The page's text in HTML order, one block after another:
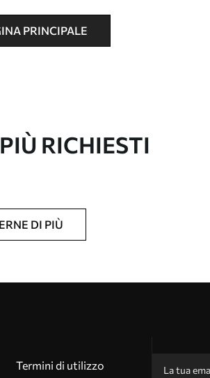
PRINCIPALE
RICHIESTI
DI PIÙ
Termini di utilizzo